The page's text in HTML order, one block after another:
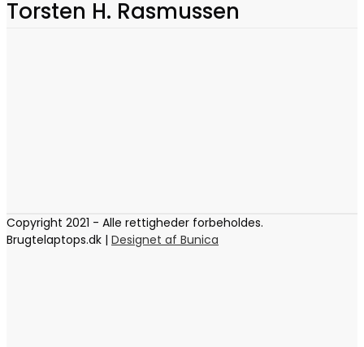
Torsten H. Rasmussen
Copyright 2021 - Alle rettigheder forbeholdes.
Brugtelaptops.dk | Designet af Bunica